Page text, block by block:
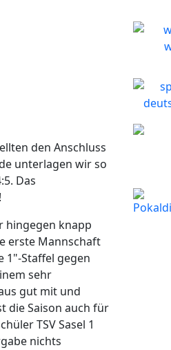
den Anschluss
unterlagen wir so
Das
hingegen knapp
erste Mannschaft
1"-Staffel gegen
sehr
gut mit und
die Saison auch für
TSV Sasel 1
nichts